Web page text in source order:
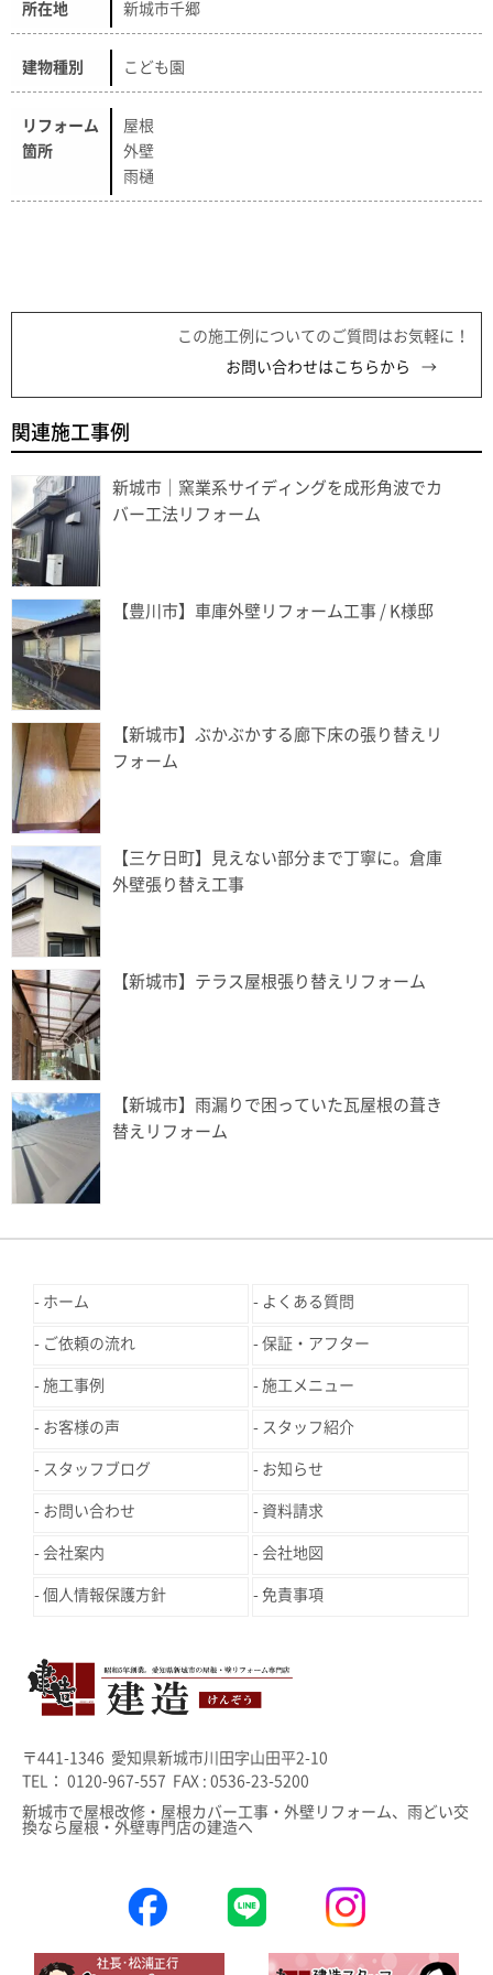
所在地 新城市千郷
建物種別 こども園
リフォーム
箇所
屋根
外壁
雨樋
この施工例についてのご質問はお気軽に！
お問い合わせはこちらから
関連施工事例
新城市｜窯業系サイディングを成形角波でカ
バー工法リフォーム
【豊川市】車庫外壁リフォーム工事 / K様邸
【新城市】ぶかぶかする廊下床の張り替えリ
フォーム
【三ケ日町】見えない部分まで丁寧に。倉庫
外壁張り替え工事
【新城市】テラス屋根張り替えリフォーム
【新城市】雨漏りで困っていた瓦屋根の葺き
替えリフォーム
ホーム よくある質問
ご依頼の流れ 保証・アフター
施工事例 施工メニュー
お客様の声 スタッフ紹介
スタッフブログ お知らせ
お問い合わせ 資料請求
会社案内 会社地図
個人情報保護方針 免責事項
〒441-1346 愛知県新城市川田字山田平2-10
TEL： 0120-967-557 FAX : 0536-23-5200
新城市で屋根改修・屋根カバー工事・外壁リフォーム、雨どい交
換なら屋根・外壁専門店の建造へ